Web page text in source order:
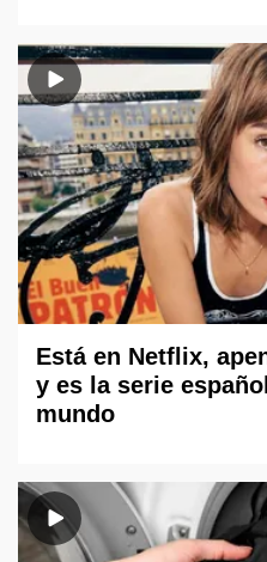
Está en Netflix,
y es la serie
mundo